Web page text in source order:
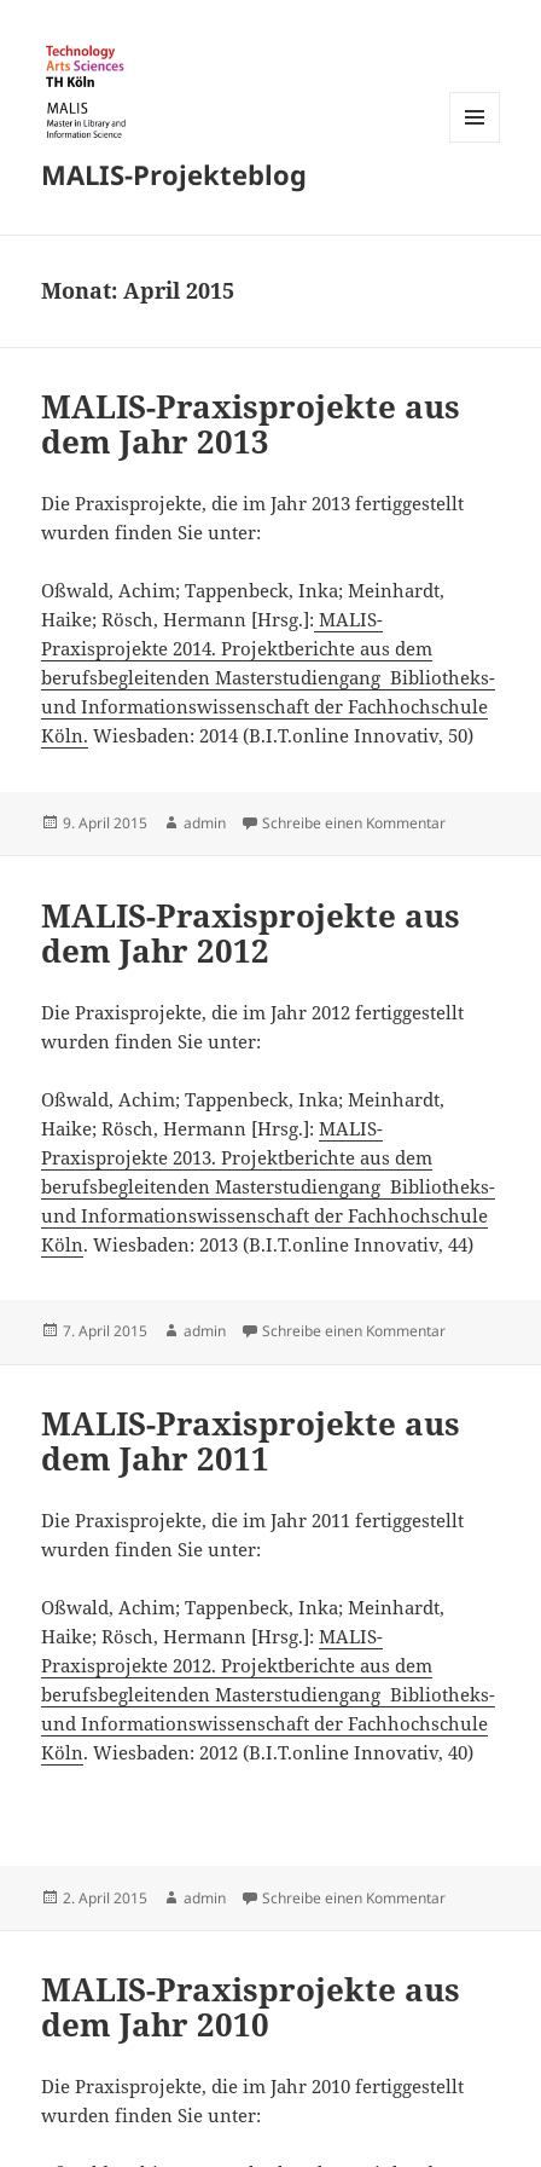
MALIS-Projekteblog
Monat:April 2015
MALIS-Praxisprojekte aus
dem Jahr 2013
Die Praxisprojekte, die im Jahr 2013 fertiggestellt
wurden finden Sie unter:
Oßwald, Achim; Tappenbeck, Inka; Meinhardt,
Haike; Rösch, Hermann [Hrsg.]: MALIS-
Praxisprojekte 2014. Projektberichte aus dem
berufsbegleitenden Masterstudiengang Bibliotheks-
und Informationswissenschaft der Fachhochschule
Köln. Wiesbaden: 2014 (B.I.T.online Innovativ, 50)
Veröffentlicht
9. April 2015 Autor
admin Schreibe einen Kommentarzu MALIS-
MALIS-Praxisprojekte aus
dem Jahr 2012
Die Praxisprojekte, die im Jahr 2012 fertiggestellt
wurden finden Sie unter:
Oßwald, Achim; Tappenbeck, Inka; Meinhardt,
Haike; Rösch, Hermann [Hrsg.]:MALIS-
Praxisprojekte 2013. Projektberichte aus dem
berufsbegleitenden Masterstudiengang Bibliotheks-
und Informationswissenschaft der Fachhochschule
Köln. Wiesbaden: 2013 (B.I.T.online Innovativ, 44)
Veröffentlicht
7. April 2015 Autor
admin Schreibe einen Kommentarzu MALIS-
MALIS-Praxisprojekte aus
dem Jahr 2011
Die Praxisprojekte, die im Jahr 2011 fertiggestellt
wurden finden Sie unter:
Oßwald, Achim; Tappenbeck, Inka; Meinhardt,
Haike; Rösch, Hermann [Hrsg.]:MALIS-
Praxisprojekte 2012. Projektberichte aus dem
berufsbegleitenden Masterstudiengang Bibliotheks-
und Informationswissenschaft der Fachhochschule
Köln. Wiesbaden: 2012 (B.I.T.online Innovativ, 40)
Veröffentlicht
2. April 2015 Autor
admin Schreibe einen Kommentarzu MALIS-
MALIS-Praxisprojekte aus
dem Jahr 2010
Die Praxisprojekte, die im Jahr 2010 fertiggestellt
wurden finden Sie unter: